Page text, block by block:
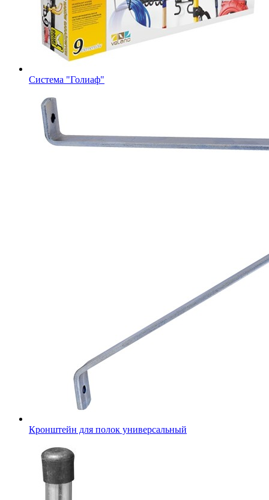
Система "Голиаф"
Кронштейн для полок универсальный